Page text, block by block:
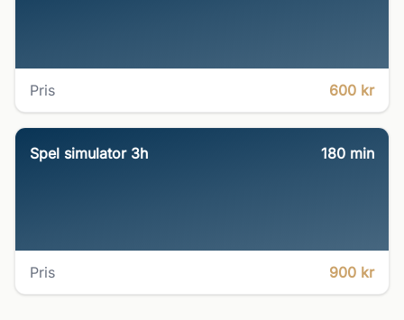
Pris 600 kr
Spel simulator 3h 180 min
Pris 900 kr